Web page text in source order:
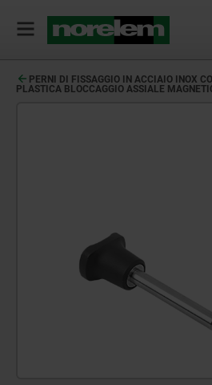
PERNI DI FISSAGGIO IN ACCIAIO INOX
PLASTICA BLOCCAGGIO ASSIALE